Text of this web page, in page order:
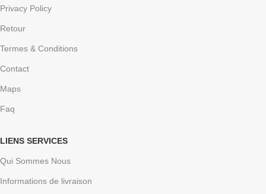
Privacy Policy
Retour
Termes & Conditions
Contact
Maps
Faq
LIENS SERVICES
Qui Sommes Nous
Informations de livraison